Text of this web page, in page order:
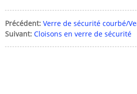
Précédent: Verre de sécurité courbé/
Suivant: Cloisons en verre de sécurité